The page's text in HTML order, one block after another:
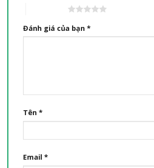
Đánh giá của bạn *
Tên *
Email *